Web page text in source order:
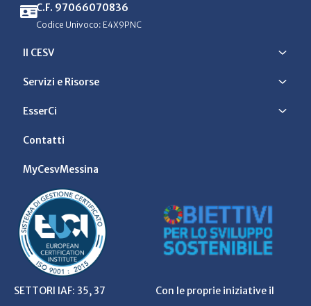
C.F. 97066070836
Codice Univoco: E4X9PNC
Il CESV
Servizi e Risorse
EsserCi
Contatti
MyCesvMessina
SETTORI IAF: 35, 37
Con le proprie iniziative il